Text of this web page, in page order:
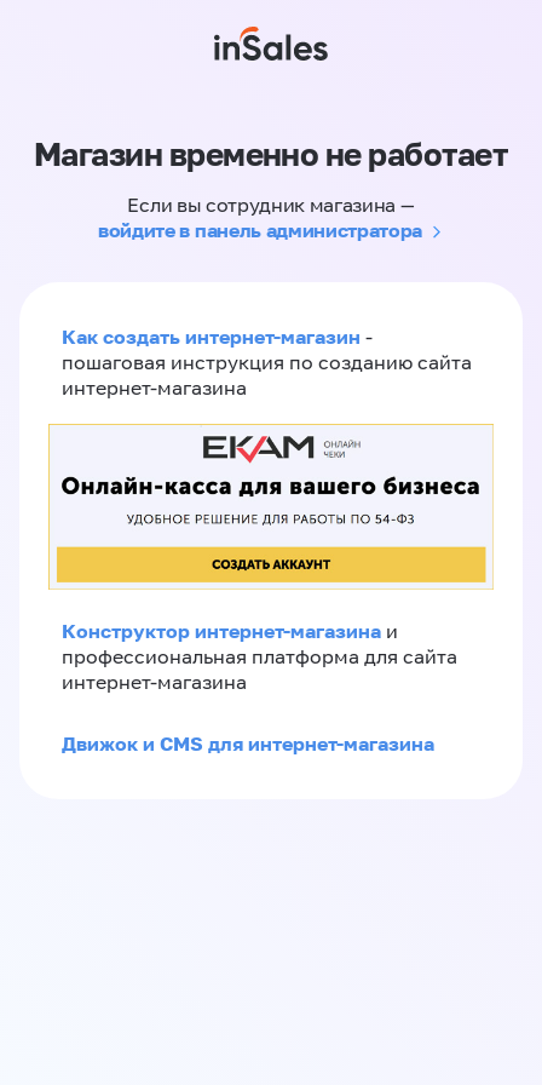
Магазин временно не работает
Если вы сотрудник магазина —
войдите в панель администратора
Как создать интернет-магазин -
пошаговая инструкция по созданию сайта
интернет-магазина
Конструктор интернет-магазина и
профессиональная платформа для сайта
интернет-магазина
Движок и CMS для интернет-магазина